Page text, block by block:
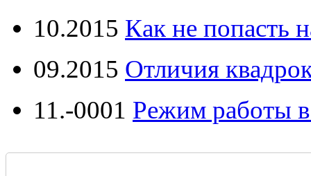
10.2015 Как не попасть
09.2015 Отличия
11.-0001 Режим работы